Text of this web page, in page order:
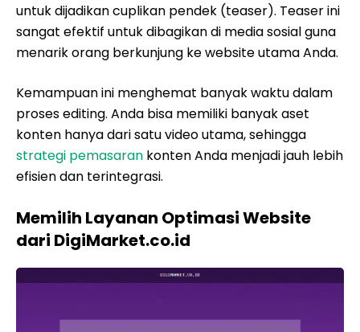
untuk dijadikan cuplikan pendek (teaser). Teaser ini
sangat efektif untuk dibagikan di media sosial guna
menarik orang berkunjung ke website utama Anda.
Kemampuan ini menghemat banyak waktu dalam
proses editing. Anda bisa memiliki banyak aset
konten hanya dari satu video utama, sehingga
strategi pemasaran konten Anda menjadi jauh lebih
efisien dan terintegrasi.
Memilih Layanan Optimasi Website
dari DigiMarket.co.id